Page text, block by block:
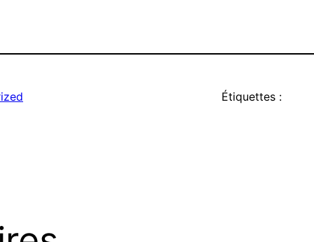
Étiquettes :